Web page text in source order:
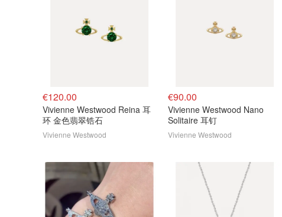
€120.00
Vivienne Westwood Reina 耳
环 金色翡翠锆石
Vivienne Westwood
€90.00
Vivienne Westwood Nano
Solitaire 耳钉
Vivienne Westwood